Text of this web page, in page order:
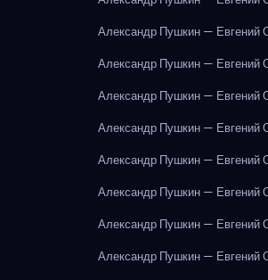
Александр Пушкин — Евгений
Александр Пушкин — Евгений
Александр Пушкин — Евгений
Александр Пушкин — Евгений
Александр Пушкин — Евгений
Александр Пушкин — Евгений
Александр Пушкин — Евгений
Александр Пушкин — Евгений